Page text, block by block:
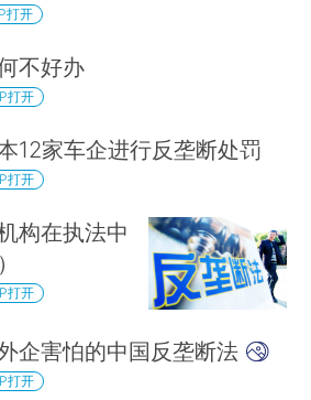
打开
不好办
打开
12家车企进行反垄断处罚
打开
构在执法中
打开
企害怕的中国反垄断法
打开